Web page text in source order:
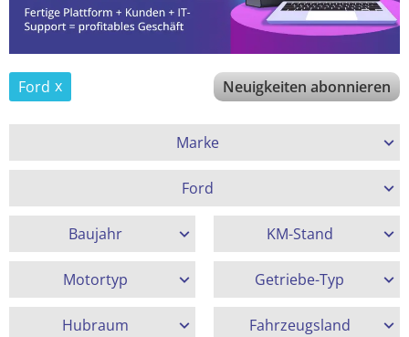
Ford Neuigkeiten abonnieren
Marke
Ford
Baujahr KM-Stand
Motortyp Getriebe-Typ
Hubraum Fahrzeugsland